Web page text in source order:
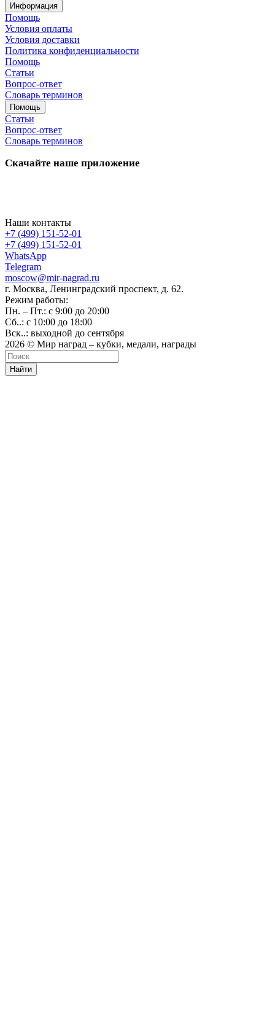
Информация
Помощь
Условия оплаты
Условия доставки
Политика конфиденциальности
Помощь
Статьи
Вопрос-ответ
Словарь терминов
Помощь
Статьи
Вопрос-ответ
Словарь терминов
Скачайте наше приложение
Наши контакты
+7 (499) 151-52-01
+7 (499) 151-52-01
WhatsApp
Telegram
moscow@mir-nagrad.ru
г. Москва, Ленинградский проспект, д. 62.
Режим работы:
Пн. – Пт.: с 9:00 до 20:00
Сб..: с 10:00 до 18:00
Вск..: выходной до сентября
2026 © Мир наград – кубки, медали, награды
Найти